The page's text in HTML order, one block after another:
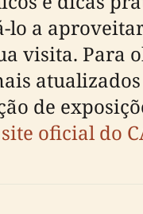
lo a
visita. Para
atualizados
de
site oficial do